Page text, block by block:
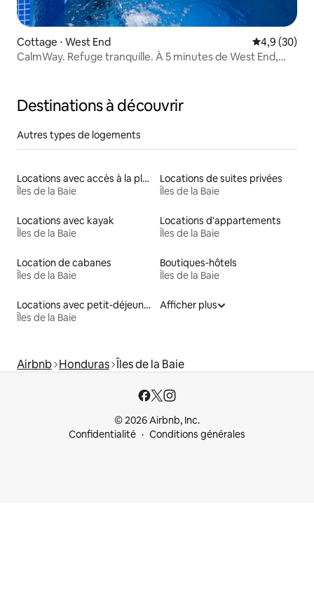
Cottage ⋅ West End Évaluation
4,9 (30)
CalmWay. Refuge tranquille. À 5 minutes de West End,
Destinations à découvrir
Autres types de logements
Locations avec accès à la plage
Îles de la Baie
Locations de suites privées
Îles de la Baie
Locations avec kayak
Îles de la Baie
Locations d'appartements
Îles de la Baie
Location de cabanes
Îles de la Baie
Boutiques-hôtels
Îles de la Baie
Locations avec petit-déjeuner
Îles de la Baie
Afficher plus
Airbnb Honduras Îles de la Baie
© 2026 Airbnb, Inc.
Confidentialité
Conditions générales